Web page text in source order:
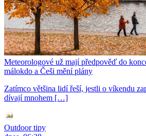
Meteorologové už mají předpověď do
málokdo a Češi mění plány
Zatímco většina lidí řeší, jestli o víkendu
dívají mnohem […]
Outdoor tipy